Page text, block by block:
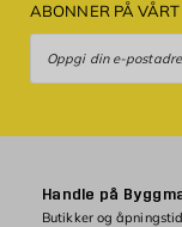
ABONNER PÅ
Handle på
Butikker og